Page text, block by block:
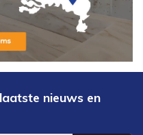
nieuws en